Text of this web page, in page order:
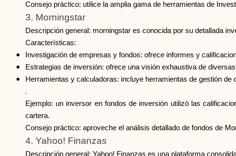
Consejo práctico: utilice la amplia gama de herramientas de
3. Morningstar
Descripción general: morningstar es conocida por su detallada
Características:
Investigación de empresas y fondos: ofrece informes y
Estrategias de inversión: ofrece una visión exhaustiva de
Herramientas y calculadoras: incluye herramientas de gestión de
.
Ejemplo: un inversor en fondos de inversión utilizó las
cartera.
Consejo práctico: aproveche el análisis detallado de fondos de
4. Yahoo! Finanzas
Descripción general: Yahoo! Finanzas es una plataforma